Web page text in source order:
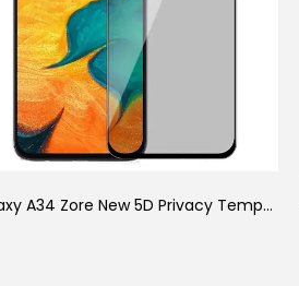
Galaxy A34 Zore New 5D Privacy Temperli Ekran Koruyucu